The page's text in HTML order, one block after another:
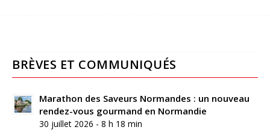
BRÈVES ET COMMUNIQUÉS
Marathon des Saveurs Normandes : un nouveau
rendez-vous gourmand en Normandie
30 juillet 2026 - 8 h 18 min